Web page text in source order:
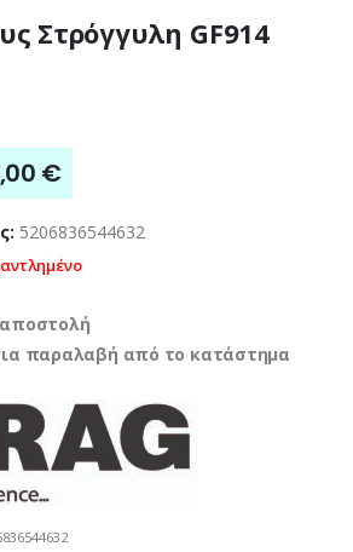
Στρόγγυλη GF914
€
5206836544632
αποστολή
παραλαβή από το κατάστημα